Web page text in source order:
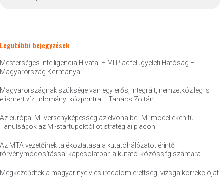
Legutóbbi bejegyzések
Mesterséges Intelligencia Hivatal – MI Piacfelügyeleti Hatóság –
Magyarország Kormánya
Magyarországnak szüksége van egy erős, integrált, nemzetközileg is
elismert víztudományi központra – Tanács Zoltán
Az európai MI-versenyképesség az élvonalbeli MI-modelleken túl.
Tanulságok az MI-startupoktól öt stratégiai piacon
Az MTA vezetőinek tájékoztatása a kutatóhálózatot érintő
törvénymódosítással kapcsolatban a kutatói közösség számára
Megkezdődtek a magyar nyelv és irodalom érettségi vizsga korrekcióját